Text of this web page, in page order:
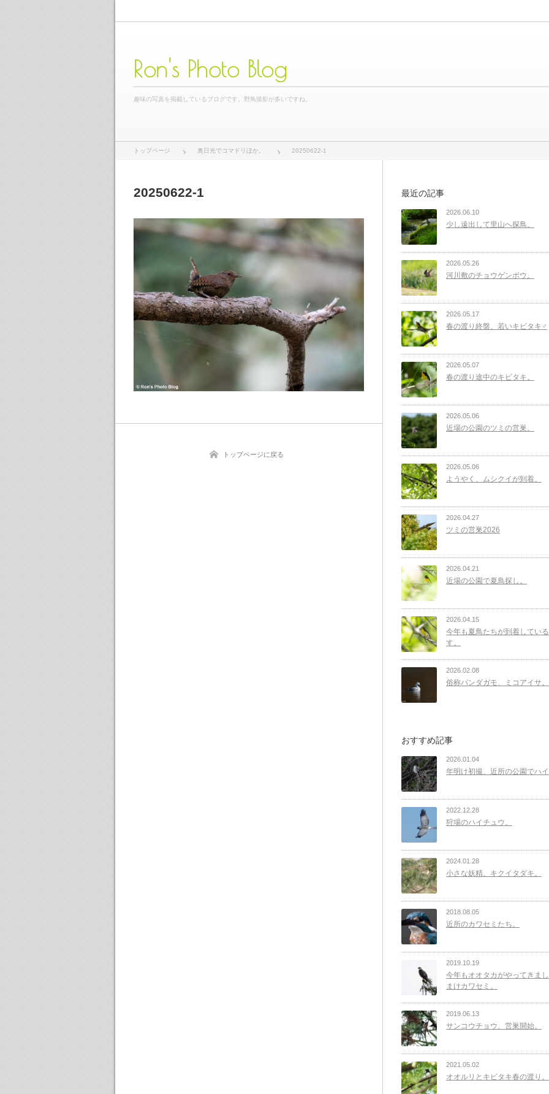
Ron's Photo Blog
趣味の写真を掲載しているブログです。野鳥撮影が多いですね。
トップページ 奥日光でコマドリほか。 20250622-1
20250622-1
トップページに戻る
最近の記事
2026.06.10
少し遠出して里山へ探鳥。
2026.05.26
河川敷のチョウゲンボウ。
2026.05.17
春の渡り終盤、若いキビタキ♂
2026.05.07
春の渡り途中のキビタキ。
2026.05.06
近場の公園のツミの営巣。
2026.05.06
ようやく、ムシクイが到着。
2026.04.27
ツミの営巣2026
2026.04.21
近場の公園で夏鳥探し。
2026.04.15
今年も夏鳥たちが到着してい
す。
2026.02.08
俗称パンダガモ、ミコアイサ。
おすすめ記事
2026.01.04
年明け初撮、近所の公園でハ
2022.12.28
狩場のハイチュウ。
2024.01.28
小さな妖精、キクイタダキ。
2018.08.05
近所のカワセミたち。
2019.10.19
今年もオオタカがやってきま
まけカワセミ。
2019.06.13
サンコウチョウ、営巣開始。
2021.05.02
オオルリとキビタキ春の渡り。